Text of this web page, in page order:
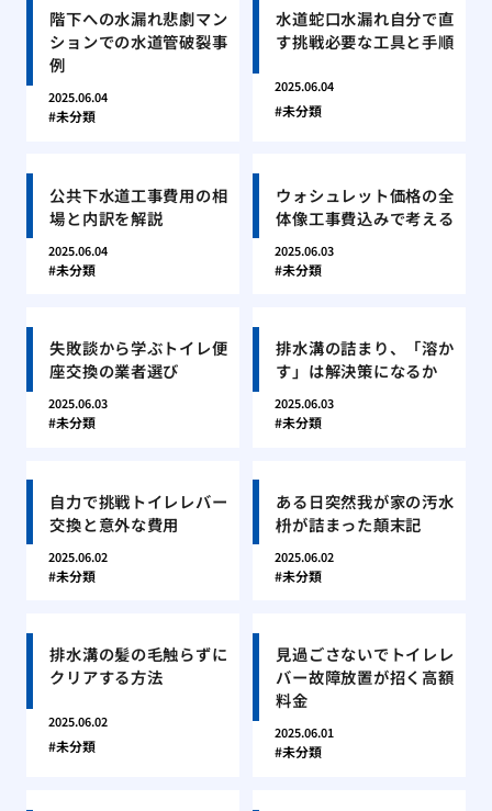
階下への水漏れ悲劇マン
ションでの水道管破裂事
例
2025.06.04
未分類
水道蛇口水漏れ自分で直
す挑戦必要な工具と手順
2025.06.04
未分類
公共下水道工事費用の相
場と内訳を解説
2025.06.04
未分類
ウォシュレット価格の全
体像工事費込みで考える
2025.06.03
未分類
失敗談から学ぶトイレ便
座交換の業者選び
2025.06.03
未分類
排水溝の詰まり、「溶か
す」は解決策になるか
2025.06.03
未分類
自力で挑戦トイレレバー
交換と意外な費用
2025.06.02
未分類
ある日突然我が家の汚水
枡が詰まった顛末記
2025.06.02
未分類
排水溝の髪の毛触らずに
クリアする方法
2025.06.02
未分類
見過ごさないでトイレレ
バー故障放置が招く高額
料金
2025.06.01
未分類